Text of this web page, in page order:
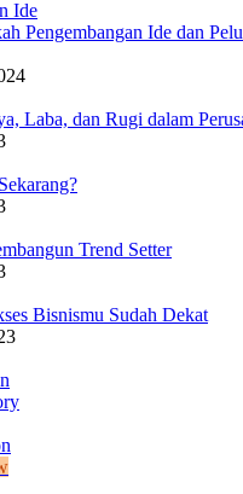
Pengembangan Ide dan
Laba, dan Rugi dalam
Trend Setter
Bisnismu Sudah Dekat